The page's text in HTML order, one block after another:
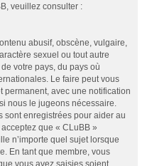
veuillez consulter :
abusif, obscène, vulgaire,
sexuel ou tout autre
votre pays, du pays où
Le faire peut vous
permanent, avec une notification
nous le jugeons nécessaire.
sont enregistrées pour aider au
que « CLuBB »
n’importe quel sujet lorsque
En tant que membre, vous
vous avez saisies soient